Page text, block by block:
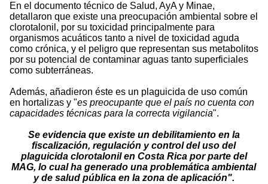
En el documento técnico de Salud, AyA y Minae,
detallaron que existe una preocupación ambiental sobre el
clorotalonil, por su toxicidad principalmente para
organismos acuáticos tanto a nivel de toxicidad aguda
como crónica, y el peligro que representan sus metabolitos
por su potencial de contaminar aguas tanto superficiales
como subterráneas.
Además, añadieron éste es un plaguicida de uso común
en hortalizas y "es preocupante que el país no cuenta con
capacidades técnicas para la correcta vigilancia".
Se evidencia que existe un debilitamiento en la
fiscalización, regulación y control del uso del
plaguicida clorotalonil en Costa Rica por parte del
MAG, lo cual ha generado una problemática ambiental
y de salud pública en la zona de aplicación".